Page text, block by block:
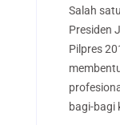
Salah
Presiden
Pilpres
bagi-bagi